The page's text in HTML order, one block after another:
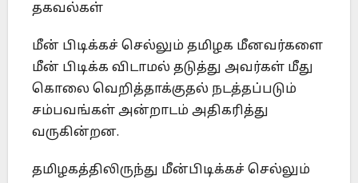
தகவல்கள்
மீன் பிடிக்கச் செல்லும் தமிழக மீனவர்களை
மீன் பிடிக்க விடாமல் தடுத்து அவர்கள் மீது
கொலை வெறித்தாக்குதல் நடத்தப்படும்
சம்பவங்கள் அன்றாடம் அதிகரித்து
வருகின்றன.
தமிழகத்திலிருந்து மீன்பிடிக்கச் செல்லும்